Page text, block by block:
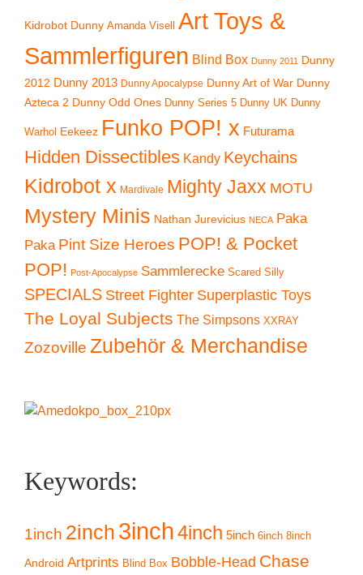
Kidrobot Dunny Amanda Visell
Art Toys &
Sammlerfiguren Blind Box Dunny 2011 Dunny
2012 Dunny 2013 Dunny Apocalypse Dunny Art of War Dunny
Azteca 2 Dunny Odd Ones Dunny Series 5 Dunny UK Dunny
Warhol Eekeez Funko POP! x Futurama
Hidden Dissectibles Kandy Keychains
Kidrobot x Mardivale Mighty Jaxx MOTU
Mystery Minis Nathan Jurevicius NECA Paka
Paka Pint Size Heroes POP! & Pocket
POP! Post-Apocalypse Sammlerecke Scared Silly
SPECIALS Street Fighter Superplastic Toys
The Loyal Subjects The Simpsons XXRAY
Zozoville Zubehör & Merchandise
Keywords:
1inch 2inch 3inch4inch 5inch 6inch 8inch
Android Artprints Blind Box Bobble-Head Chase